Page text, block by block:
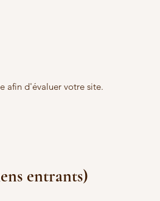
afin d'évaluer votre site.
entrants)